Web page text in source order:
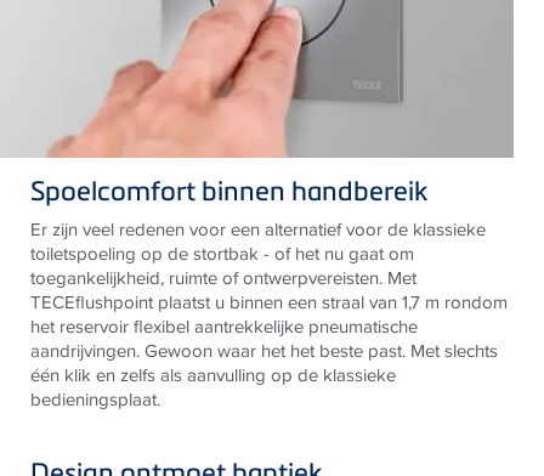
Spoelcomfort binnen handbereik
Er zijn veel redenen voor een alternatief voor de klassieke
toiletspoeling op de stortbak - of het nu gaat om
toegankelijkheid, ruimte of ontwerpvereisten. Met
TECEflushpoint plaatst u binnen een straal van 1,7 m rondom
het reservoir flexibel aantrekkelijke pneumatische
aandrijvingen. Gewoon waar het het beste past. Met slechts
één klik en zelfs als aanvulling op de klassieke
bedieningsplaat.